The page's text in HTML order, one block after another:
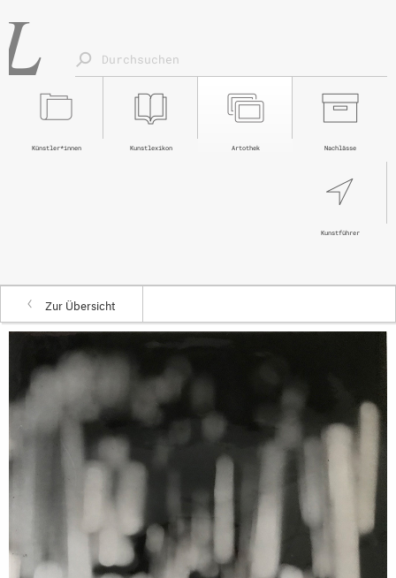
Nachlässe
Artothek
Kunstlexikon
Künstler*innen
Kunstführer
Zur Übersicht